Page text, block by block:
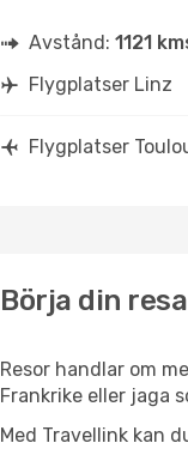
Avstånd: 1121
Flygplatser Linz
Flygplatser
Börja din
Resor handlar om
Frankrike eller jaga
Med Travellink kan